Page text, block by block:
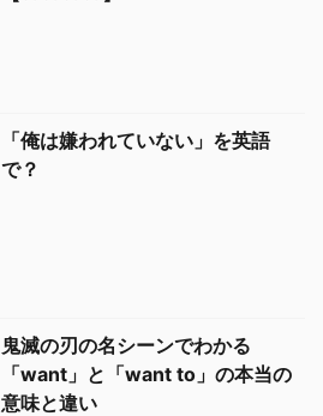
「俺は嫌われていない」を英語
で？
鬼滅の刃の名シーンでわかる
「want」と「want to」の本当の
意味と違い